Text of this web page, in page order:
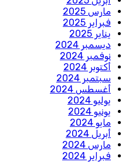
مارس 2025
فبراير 2025
يناير 2025
ديسمبر 2024
نوفمبر 2024
أكتوبر 2024
سبتمبر 2024
أغسطس 2024
يوليو 2024
يونيو 2024
مايو 2024
أبريل 2024
مارس 2024
فبراير 2024